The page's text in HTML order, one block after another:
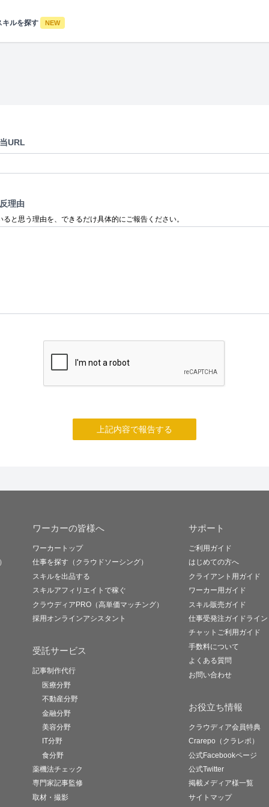
キルを探す NEW
URL
理由
ると思う理由を、できるだけ具体的にご報告ください。
上記内容で報告する
ワーカーの皆様へ
ワーカートップ
仕事を探す（クラウドソーシング）
スキルを出品する
スキルアフィリエイトで稼ぐ
クラウディアPRO（高単価マッチング）
採用オンラインアシスタント
受託サービス
記事制作代行
医療分野
不動産分野
金融分野
美容分野
IT分野
食分野
薬機法チェック
専門家記事監修
取材・撮影
サポート
ご利用ガイド
はじめての方へ
クライアント用ガイド
ワーカー用ガイド
スキル販売ガイド
仕事受発注ガイドライン
チャットご利用ガイド
手数料について
よくある質問
お問い合わせ
お役立ち情報
クラウディア会員特典
Crarepo（クラレポ）
公式Facebookページ
公式Twitter
掲載メディア様一覧
サイトマップ